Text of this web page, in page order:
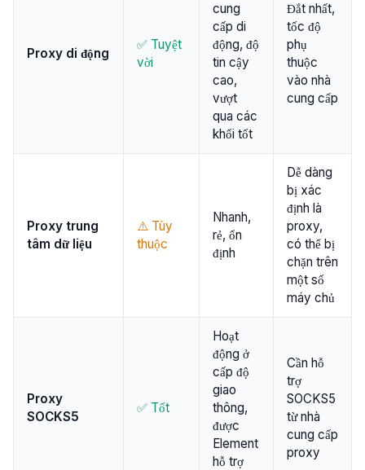
Proxy di động
✅ Tuyệt
vời
cung
cấp di
động, độ
tin cậy
cao,
vượt
qua các
khối tốt
Đắt nhất,
tốc độ
phụ
thuộc
vào nhà
cung cấp
Proxy trung
tâm dữ liệu
⚠️ Tùy
thuộc
Nhanh,
rẻ, ổn
định
Dễ dàng
bị xác
định là
proxy,
có thể bị
chặn trên
một số
máy chủ
Proxy
SOCKS5
✅ Tốt
Hoạt
động ở
cấp độ
giao
thông,
được
Element
hỗ trợ
Cần hỗ
trợ
SOCKS5
từ nhà
cung cấp
proxy